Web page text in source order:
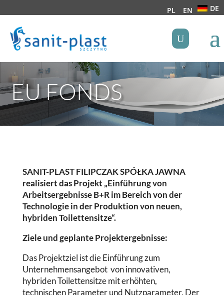
PL EN DE
EU FONDS
SANIT-PLAST FILIPCZAK SPÓŁKA JAWNA
realisiert das Projekt „Einführung von
Arbeitsergebnisse B+R im Bereich von der
Technologie in der Produktion von neuen,
hybriden Toilettensitze“.
Ziele und geplante Projektergebnisse:
Das Projektziel ist die Einführung zum
Unternehmensangebot von innovativen,
hybriden Toilettensitze mit erhöhten,
technischen Parameter und Nutzparameter. Der